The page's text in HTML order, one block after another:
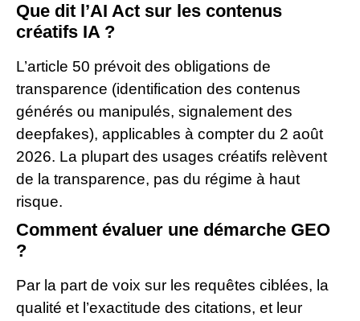
Que dit l’AI Act sur les contenus
créatifs IA ?
L’article 50 prévoit des obligations de
transparence (identification des contenus
générés ou manipulés, signalement des
deepfakes), applicables à compter du 2 août
2026. La plupart des usages créatifs relèvent
de la transparence, pas du régime à haut
risque.
Comment évaluer une démarche GEO
?
Par la part de voix sur les requêtes ciblées, la
qualité et l’exactitude des citations, et leur